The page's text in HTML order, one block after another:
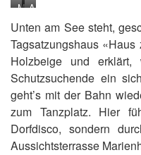
M
u
t
t
e
H
e
l
e
t
A
s
e
r
t
e
s
f
a
h
Unten am See steht,
Tagsatzungshaus
Holzbeige und
Schutzsuchende ein
geht’s mit der Bahn
zum Tanzplatz. Hier
Dorfdisco, sondern
Aussichtsterrasse